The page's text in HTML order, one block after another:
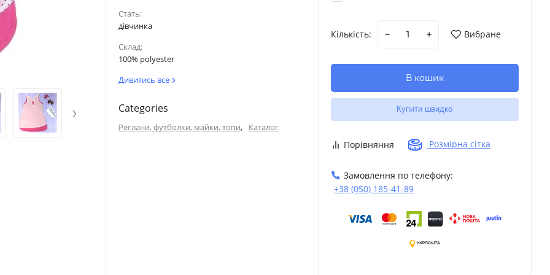
›
Стать:
дівчинка
Склад:
100% polyester
Дивитись все
Categories
Реглани, футболки, майки, топи, Каталог
Кількість: Вибране
В кошик
Купити швидко
Порівняння Розмірна сітка
Замовлення по телефону:
+38 (050) 185-41-89